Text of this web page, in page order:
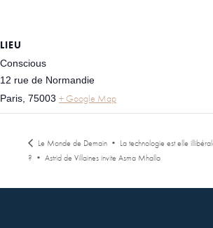
LIEU
Conscious
12 rue de Normandie
Paris 75003 + Google Map
Le Monde de Demain • La technologie est elle
? • Astrid de Villaines invite Asma Mhalla